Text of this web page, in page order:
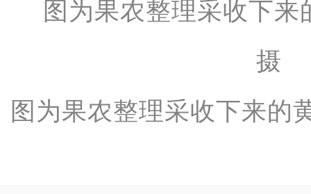
图为果农整理采收下来的